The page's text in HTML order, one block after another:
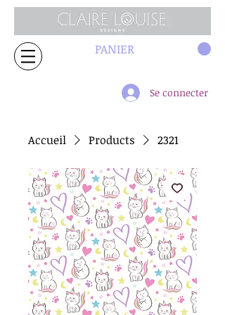
PANIER
Se connecter
Accueil Products 2321